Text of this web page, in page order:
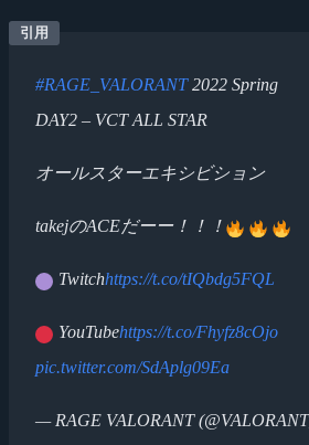
#RAGE_VALORANT2022 Spring
DAY2 – VCT ALL STAR
オールスターエキシビション
takejのACEだーー！！！
Twitchhttps://t.co/tIQbdg5FQL
YouTubehttps://t.co/Fhyfz8cOjo
pic.twitter.com/SdAplg09Ea
— RAGE VALORANT